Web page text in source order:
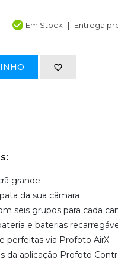
Em Stock Entrega
grande
da sua câmara
seis grupos para cada
e baterias
perfeitas via Profoto AirX
da aplicação Profoto